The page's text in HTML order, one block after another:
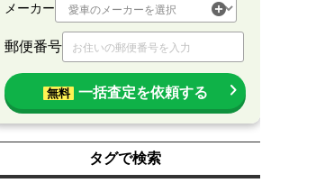
メーカー
郵便番号
無料 一括査定を依頼する
タグで検索